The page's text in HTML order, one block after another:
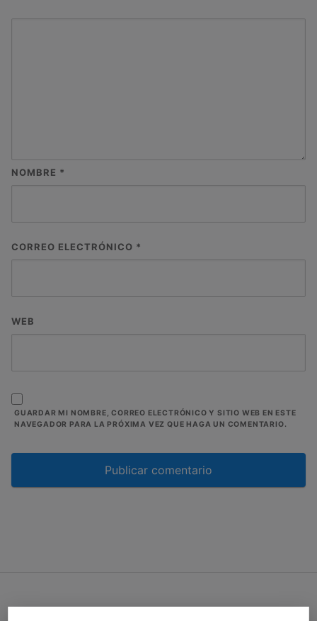
NOMBRE *
CORREO ELECTRÓNICO *
WEB
GUARDAR MI NOMBRE, CORREO ELECTRÓNICO Y SITIO WEB EN ESTE
NAVEGADOR PARA LA PRÓXIMA VEZ QUE HAGA UN COMENTARIO.